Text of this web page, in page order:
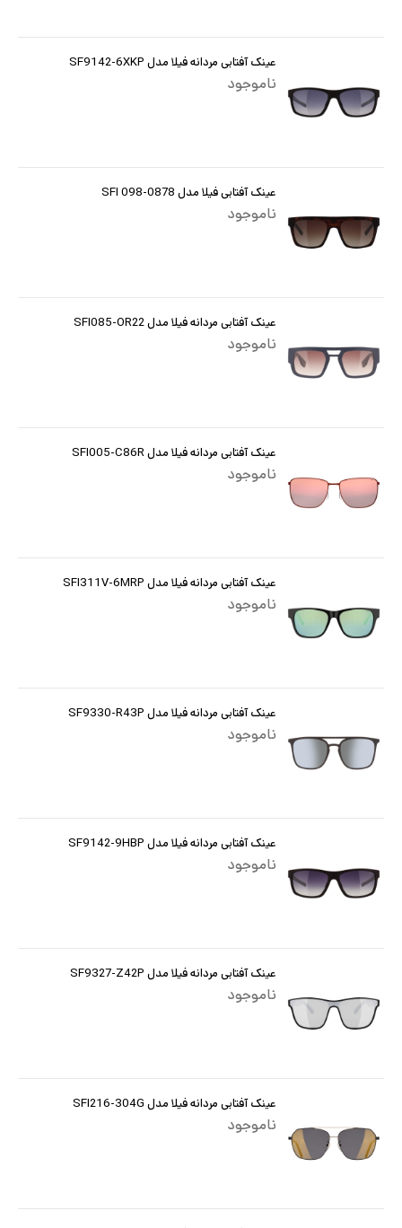
عینک آفتابی مردانه فیلا مدل SF9142-6XKP
ناموجود
عینک آفتابی فیلا مدل SFI 098-0878
ناموجود
عینک آفتابی مردانه فیلا مدل SFI085-OR22
ناموجود
عینک آفتابی مردانه فیلا مدل SFI005-C86R
ناموجود
عینک آفتابی مردانه فیلا مدل SFI311V-6MRP
ناموجود
عینک آفتابی مردانه فیلا مدل SF9330-R43P
ناموجود
عینک آفتابی مردانه فیلا مدل SF9142-9HBP
ناموجود
عینک آفتابی مردانه فیلا مدل SF9327-Z42P
ناموجود
عینک آفتابی مردانه فیلا مدل SFI216-304G
ناموجود